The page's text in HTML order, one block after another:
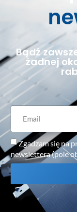
Bądź
żadnej
Zgadzam się na
newslettera (pole